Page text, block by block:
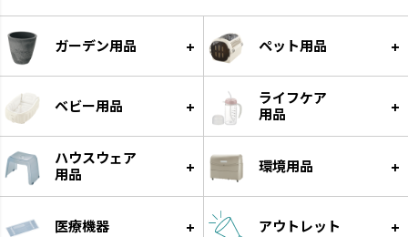
ガーデン用品 ペット用品
ベビー用品
ライフケア
用品
ハウスウェア
用品
環境用品
医療機器 アウトレット